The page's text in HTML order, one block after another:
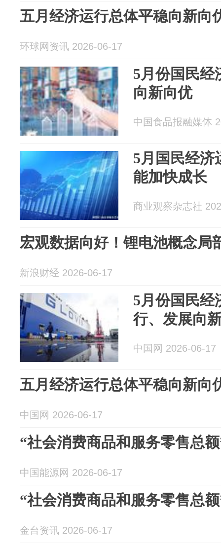
五月经济运行总体平稳向新向
环球网资讯 2026-06-17
5月份国民经
向新向优
中国食品报融媒体
5月国民经济
能加快成长
商业观察杂志社
宏观数据向好！锂电池概念
新浪财经 2026-06-17
5月份国民经
行、发展向
中国网 2026-06-17
五月经济运行总体平稳向新向
中国网 2026-06-17
“社会消费商品和服务零售总
中国能源网 2026-06-17
“社会消费商品和服务零售总
金台资讯 2026-06-17